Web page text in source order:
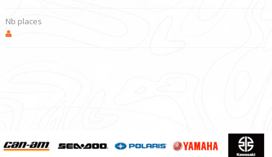
Nb places